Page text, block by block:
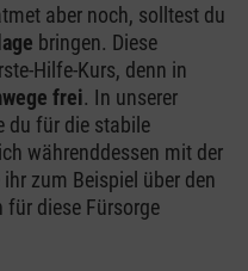
aber noch, solltest du
bringen. Diese
Hilfe-Kurs, denn in
frei. In unserer
du für die stabile
währenddessen mit der
zum Beispiel über den
diese Fürsorge